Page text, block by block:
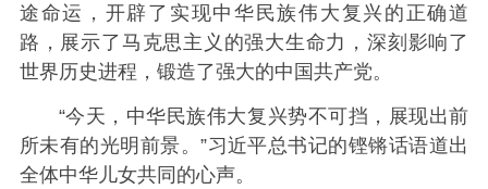
途命运，开辟了实现中华民族伟大复兴的正确道
路，展示了马克思主义的强大生命力，深刻影响了
世界历史进程，锻造了强大的中国共产党。
“今天，中华民族伟大复兴势不可挡，展现出前
所未有的光明前景。”习近平总书记的铿锵话语道出
全体中华儿女共同的心声。